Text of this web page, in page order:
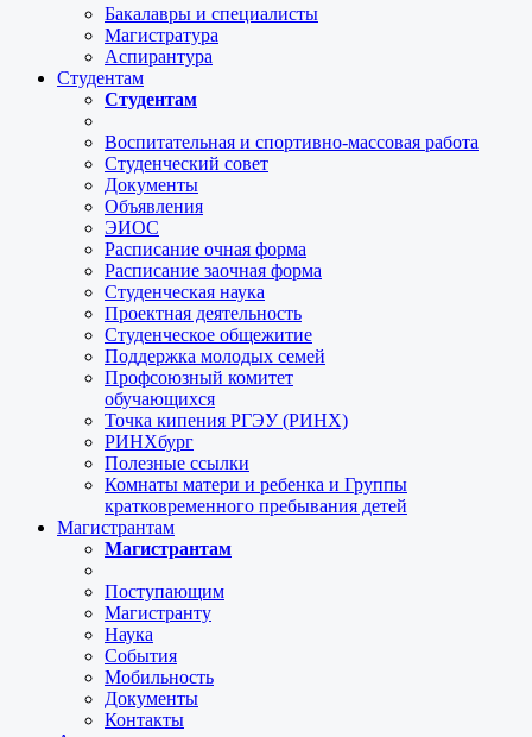
Бакалавры и специалисты
Магистратура
Аспирантура
Студентам
Студентам
Воспитательная и спортивно-массовая работа
Студенческий совет
Документы
Объявления
ЭИОС
Расписание очная форма
Расписание заочная форма
Студенческая наука
Проектная деятельность
Студенческое общежитие
Поддержка молодых семей
Профсоюзный комитет
обучающихся
Точка кипения РГЭУ (РИНХ)
РИНХбург
Полезные ссылки
Комнаты матери и ребенка и Группы
кратковременного пребывания детей
Магистрантам
Магистрантам
Поступающим
Магистранту
Наука
События
Мобильность
Документы
Контакты